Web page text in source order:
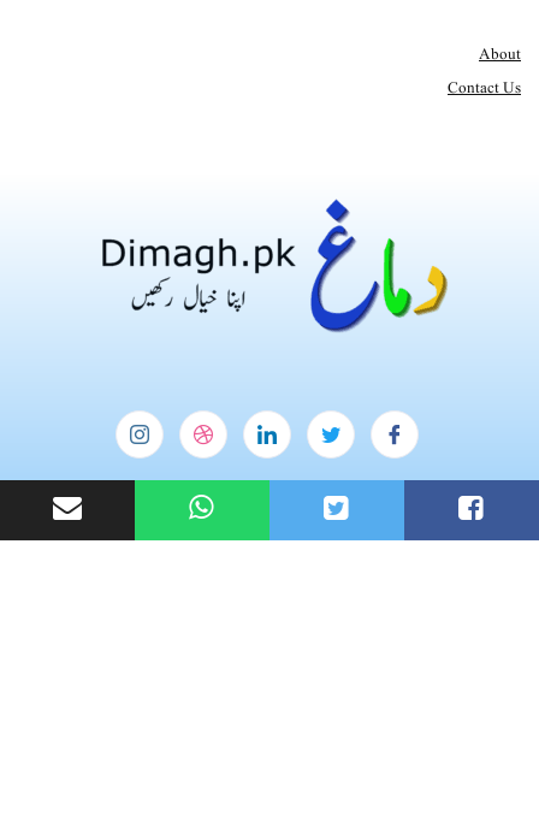
About
Contact Us
Useful Links